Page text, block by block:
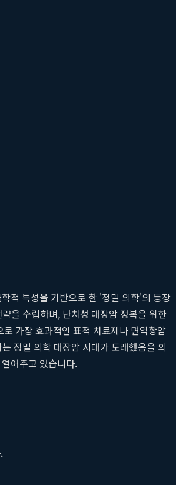
적 특성을 기반으로 한 '정밀 의학'의 등장
을 수립하며, 난치성 대장암 정복을 위한
가장 효과적인 표적 치료제나 면역항암
정밀 의학 대장암 시대가 도래했음을 의
어주고 있습니다.